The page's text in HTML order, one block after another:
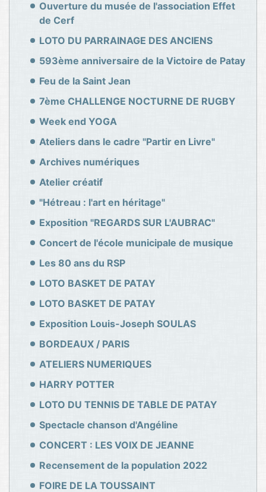
Ouverture du musée de l'association Effet
de Cerf
LOTO DU PARRAINAGE DES ANCIENS
593ème anniversaire de la Victoire de Patay
Feu de la Saint Jean
7ème CHALLENGE NOCTURNE DE RUGBY
Week end YOGA
Ateliers dans le cadre "Partir en Livre"
Archives numériques
Atelier créatif
"Hétreau : l'art en héritage"
Exposition "REGARDS SUR L'AUBRAC"
Concert de l'école municipale de musique
Les 80 ans du RSP
LOTO BASKET DE PATAY
LOTO BASKET DE PATAY
Exposition Louis-Joseph SOULAS
BORDEAUX / PARIS
ATELIERS NUMERIQUES
HARRY POTTER
LOTO DU TENNIS DE TABLE DE PATAY
Spectacle chanson d'Angéline
CONCERT : LES VOIX DE JEANNE
Recensement de la population 2022
FOIRE DE LA TOUSSAINT